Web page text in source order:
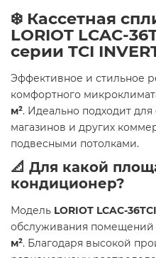
❄️ Кассетная
LORIOT LCAC-
серии TCI
Эффективное и стильное
комфортного
м². Идеально подходит
магазинов и других
подвесными потолками.
📐 Для какой
кондиционер?
Модель LORIOT LCAC-36TCI
обслуживания
м². Благодаря высокой